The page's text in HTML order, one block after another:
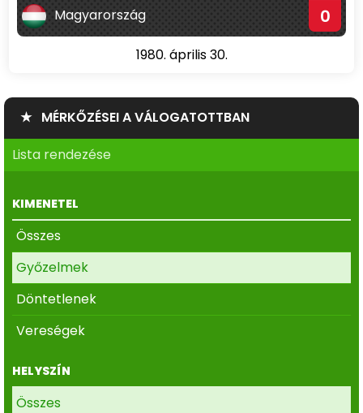
Magyarország 0
1980. április 30.
★ MÉRKŐZÉSEI A VÁLOGATOTTBAN
Lista rendezése
KIMENETEL
Összes
Győzelmek
Döntetlenek
Vereségek
HELYSZÍN
Összes